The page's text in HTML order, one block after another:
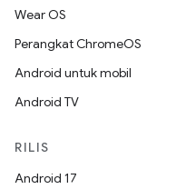
Wear OS
Perangkat ChromeOS
Android untuk mobil
Android TV
RILIS
Android 17